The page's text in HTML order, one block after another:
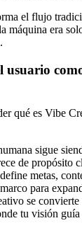
el flujo
máquina era
usuario
qué es Vibe
sigue
de propósito
metas,
para
se
tu visión